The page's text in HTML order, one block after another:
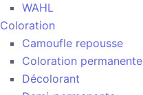
WAHL
Coloration
Camoufle repousse
Coloration permanente
Décolorant